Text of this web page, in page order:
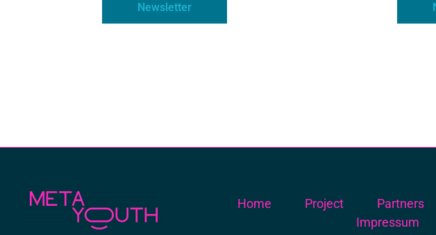
Newsletter
Home Project Partners
Impressum